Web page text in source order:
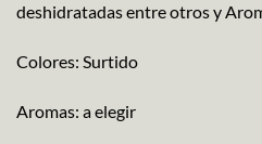
deshidratadas entre otros y
Colores: Surtido
Aromas: a elegir